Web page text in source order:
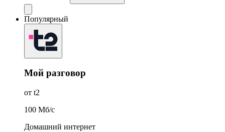
Популярный
Мой разговор
от t2
100 Мб/c
Домашний интернет